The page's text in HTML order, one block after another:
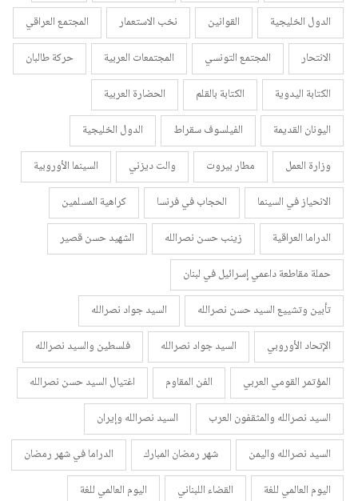
الدول الخليجية القوانين نخب الاستعمار
المجتمع العراقي
الانتحار
المجتمع التونسي المجتمعات العربية
حركة طالبان
الكتابة اليدوية
الكتابة بالقلم
الحضارة العربية
اليونان القديمة
الفيلسوف سقراط
الدول الخليجية
وزارة العمل
مطار بيروت والت ديزني
السينما الأوروبية
الانحياز في السينما
الحجاب في فرنسا
كراهية المسلمين
الدراما العراقية
زينب حسن نصرالله
الشهيد حسن قصير
حملة مقاطعة داعمي إسرائيل في لبنان
تأبين وتشييع السيد حسن نصرالله
السيد جواد نصرالله
الإتحاد الأوروبي
السيد جواد نصرالله
فلسطين والسيد نصرالله
المؤتمر القومي العربي
الفن المقاوم
اغتيال السيد حسن نصرالله
السيد نصرالله والمثقفون العرب
السيد نصرالله وإيران
السيد نصرالله واليمن
شهر رمضان المبارك
الدراما في شهر رمضان
اليوم العالمي للغة
القضاء اللبناني
اليوم العالمي للغة